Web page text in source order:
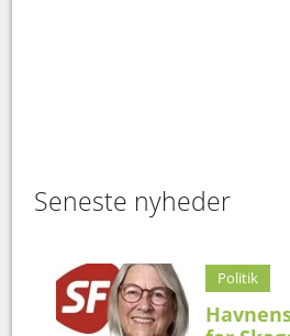
Seneste nyheder
Politik